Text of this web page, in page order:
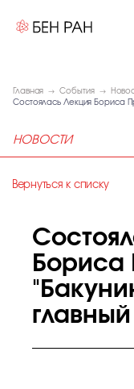
Главная События
Состоялась Лекция Бориса
НОВОСТИ
Вернуться к списку
Бориса